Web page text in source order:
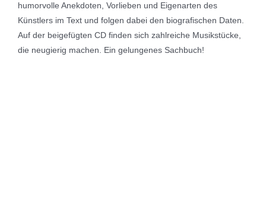
humorvolle Anekdoten, Vorlieben und Eigenarten des
Künstlers im Text und folgen dabei den biografischen Daten.
Auf der beigefügten CD finden sich zahlreiche Musikstücke,
die neugierig machen. Ein gelungenes Sachbuch!